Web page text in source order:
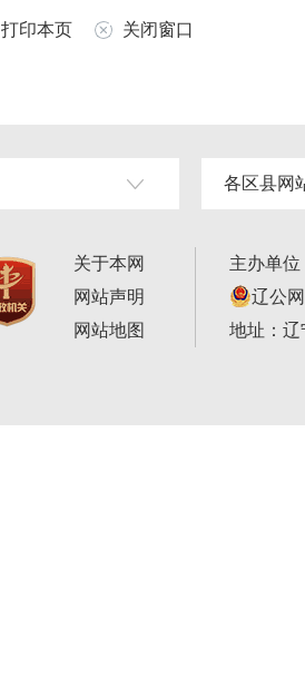
打印本页 关闭窗口
各区县网
关于本网
网站声明
网站地图
主办单
辽公
地址：辽